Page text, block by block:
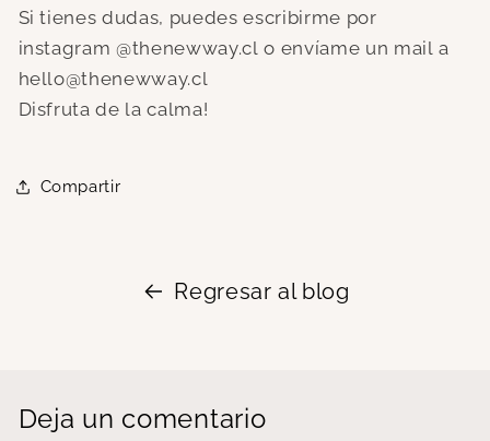
Si tienes dudas, puedes escribirme por
instagram @thenewway.cl o envíame un mail a
hello@thenewway.cl
Disfruta de la calma!
Compartir
Regresar al blog
Deja un comentario